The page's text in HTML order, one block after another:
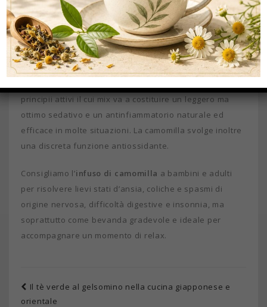
primo, noto a tutti è l’effetto calmante, che permette di
risolvere molti piccoli disturbi di varia origine, compresi
i dolori mestruali e le coliche gassose tipiche dei
neonati.
principii attivi il cui mix va a costituire un leggero ma
ottimo sedativo e un antinfiammatorio naturale ed
efficace in molte situazioni. La camomilla svolge inoltre
una discreta funzione antiossidante.
Consigliamo l’infuso di camomilla a bambini e adulti
per risolvere lievi stati d’ansia, coliche e spasmi di
origine nervosa, difficoltà digestive e insonnia, ma
soprattutto come bevanda gradevole e ideale per
accompagnare un momento di relax.
Il tè verde al gelsomino nella cucina giapponese e
orientale